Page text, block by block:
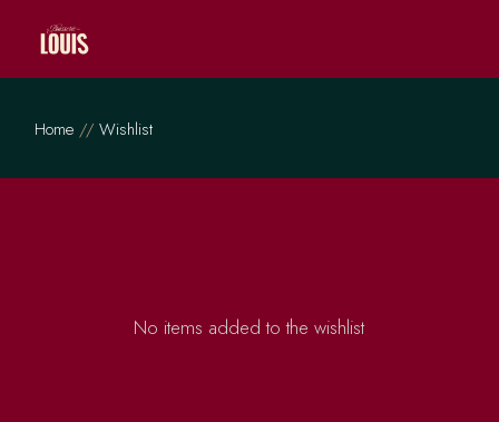
Home Wishlist
No items added to the wishlist